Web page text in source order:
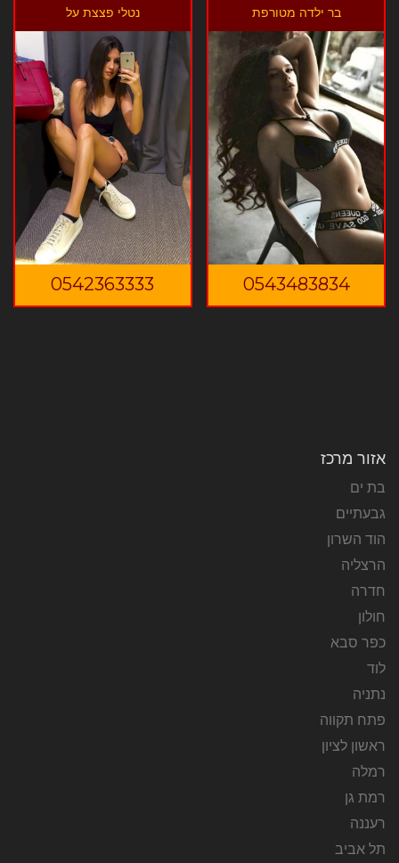
בר ילדה מטורפת
0543483834
נטלי פצצת על
0542363333
אזור מרכז
בת ים
גבעתיים
הוד השרון
הרצליה
חדרה
חולון
כפר סבא
לוד
נתניה
פתח תקווה
ראשון לציון
רמלה
רמת גן
רעננה
תל אביב